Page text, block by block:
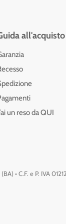
all'acquisto
un reso da QUI
• C.F. e P. IVA